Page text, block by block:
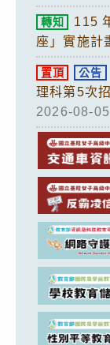
轉知
115
座」實施計
置頂 公告
理科第5次
2026-08-05